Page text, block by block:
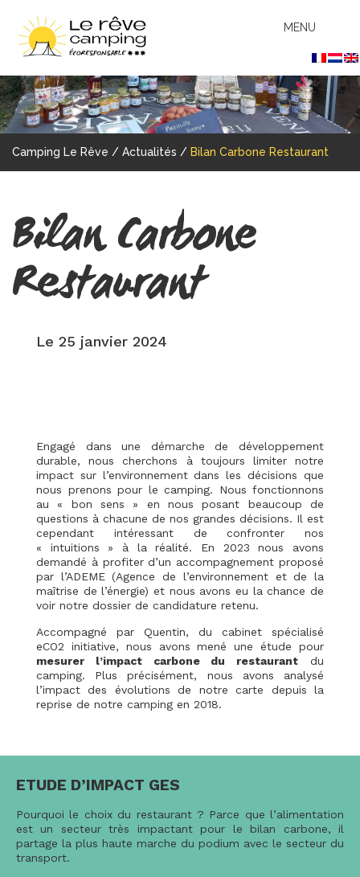
MENU
Camping Le Rêve / Actualités / Bilan Carbone Restaurant
Bilan Carbone
Restaurant
Le 25 janvier 2024
Engagé dans une démarche de développement
durable, nous cherchons à toujours limiter notre
impact sur l’environnement dans les décisions que
nous prenons pour le camping. Nous fonctionnons
au « bon sens » en nous posant beaucoup de
questions à chacune de nos grandes décisions. Il est
cependant intéressant de confronter nos
« intuitions » à la réalité. En 2023 nous avons
demandé à profiter d’un accompagnement proposé
par l’ADEME (Agence de l’environnement et de la
maîtrise de l’énergie) et nous avons eu la chance de
voir notre dossier de candidature retenu.
Accompagné par Quentin, du cabinet spécialisé
eCO2 initiative, nous avons mené une étude pour
mesurer l’impact carbone du restaurant du
camping. Plus précisément, nous avons analysé
l’impact des évolutions de notre carte depuis la
reprise de notre camping en 2018.
ETUDE D’IMPACT GES
Pourquoi le choix du restaurant ? Parce que l’alimentation
est un secteur très impactant pour le bilan carbone, il
partage la plus haute marche du podium avec le secteur du
transport.